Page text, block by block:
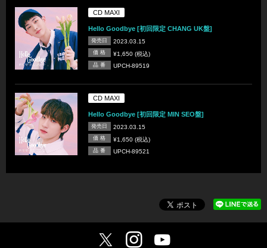
CD MAXI
Hello Goodbye [初回限定 CHANG UK盤]
発売日 2023.03.15
価 格 ¥1,650 (税込)
品 番 UPCH-89519
CD MAXI
Hello Goodbye [初回限定 MIN SEO盤]
発売日 2023.03.15
価 格 ¥1,650 (税込)
品 番 UPCH-89521